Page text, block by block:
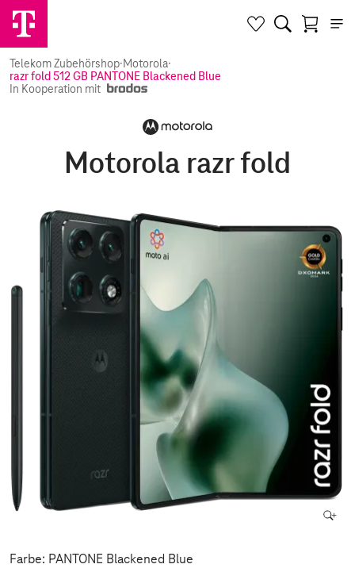
Telekom Zubehörshop·Motorola·
razr fold 512 GB PANTONE Blackened Blue
In Kooperation mit
Motorola razr fold
Farbe: PANTONE Blackened Blue